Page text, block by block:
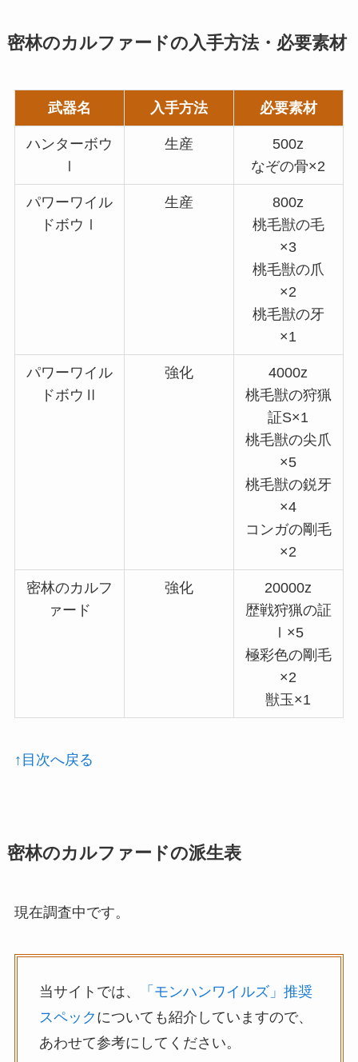
密林のカルファードの入手方法・必要素材
武器名 入手方法 必要素材
ハンターボウ
生産
500z
なぞの骨×2
パワーワイル
ドボウⅠ
生産
800z
桃毛獣の毛
×3
桃毛獣の爪
×2
桃毛獣の牙
×1
パワーワイル
ドボウⅡ
強化
4000z
桃毛獣の狩猟
証S×1
桃毛獣の尖爪
×5
桃毛獣の鋭牙
×4
コンガの剛毛
×2
密林のカルフ
ァード
強化
20000z
歴戦狩猟の証
Ⅰ×5
極彩色の剛毛
×2
獣玉×1
↑目次へ戻る
密林のカルファードの派生表
現在調査中です。
当サイトでは、
「モンハンワイルズ」推奨
スペック についても紹介していますので、
あわせて参考にしてください。